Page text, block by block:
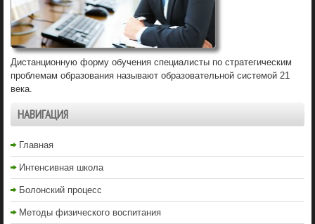
Дистанционную форму обучения специалисты по стратегическим
проблемам образования называют образовательной системой 21
века.
НАВИГАЦИЯ
Главная
Интенсивная школа
Болонский процесс
Методы физического воспитания